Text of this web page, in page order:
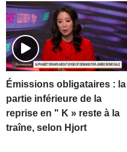
Émissions obligataires : la
partie inférieure de la
reprise en " K » reste à la
traîne, selon Hjort